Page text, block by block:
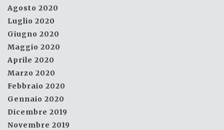
Agosto 2020
Luglio 2020
Giugno 2020
Maggio 2020
Aprile 2020
Marzo 2020
Febbraio 2020
Gennaio 2020
Dicembre 2019
Novembre 2019